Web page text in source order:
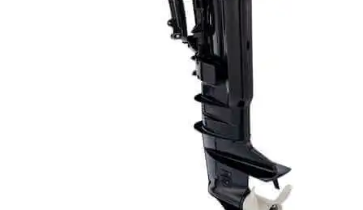
Nissan Marine
Tohatsu
Mercury
Suzuki
Yamaha
Marlin
Алюминиевые лодки